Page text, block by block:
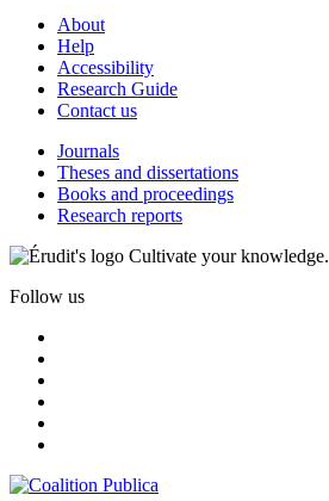
About
Help
Accessibility
Research Guide
Contact us
Journals
Theses and dissertations
Books and proceedings
Research reports
Cultivate your knowledge.
Follow us